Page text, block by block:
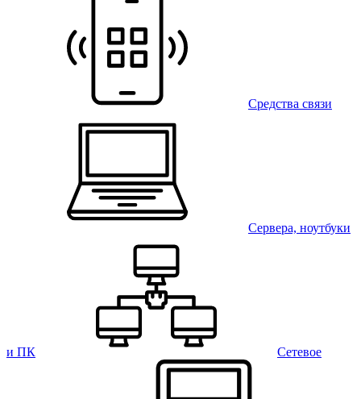
Средства связи
Сервера, ноутбуки
и ПК Сетевое